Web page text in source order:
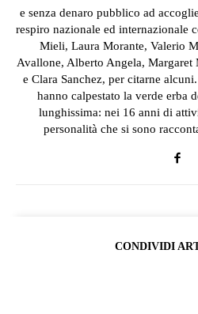
e senza denaro pubblico ad
respiro nazionale ed internazionale
Mieli, Laura Morante, Valerio
Avallone, Alberto Angela, Margaret
e Clara Sanchez, per citarne
hanno calpestato la verde erba
lunghissima: nei 16 anni di
personalità che si sono
CONDIVIDI